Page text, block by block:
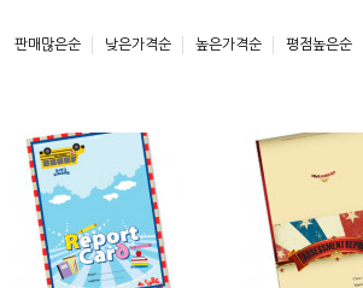
판매많은순 낮은가격순 높은가격순 평점높은순